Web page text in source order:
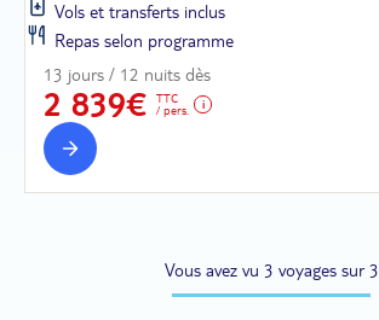
Vols et transferts inclus
Repas selon programme
13 jours / 12 nuits dès
2 839€
TTC
/ pers.
Vous avez vu 3 voyages sur 3